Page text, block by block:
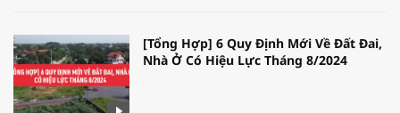
[Tổng Hợp] 6 Quy Định Mới Về Đất Đai,
Nhà Ở Có Hiệu Lực Tháng 8/2024